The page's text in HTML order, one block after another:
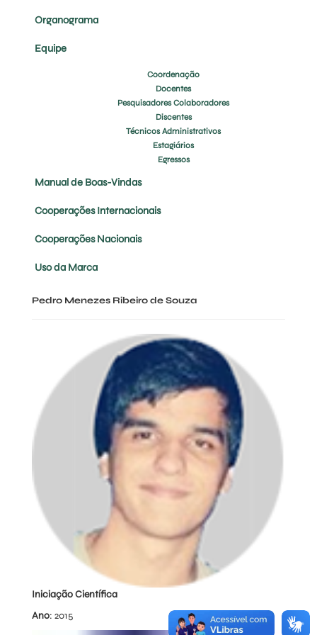
Organograma
Equipe
Coordenação
Docentes
Pesquisadores Colaboradores
Discentes
Técnicos Administrativos
Estagiários
Egressos
Manual de Boas-Vindas
Cooperações Internacionais
Cooperações Nacionais
Uso da Marca
Pedro Menezes Ribeiro de Souza
Iniciação Científica
Ano: 2015